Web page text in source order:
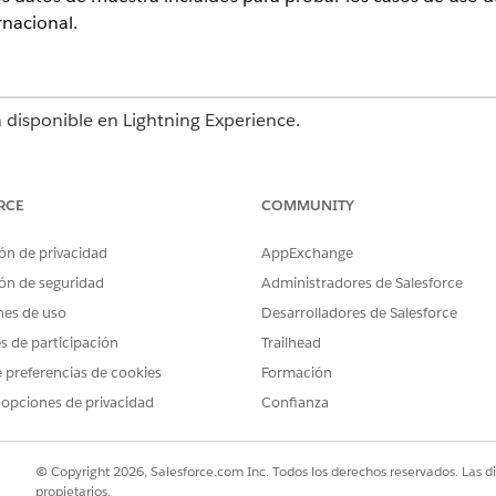
disponible en Lightning Experience.
para ver cómo puede reportar una tarjeta perdida a
si hay varias tarjetas disponibles para un cliente. Si se
se entregue en la dirección de origen o en uno de los
para ver cómo puede registrar un plan de viaje
un seguimiento y revisar todos los casos creados por los
de privacidad
de seguridad
de uso
de participación
preferencias de cookies
opciones de privacidad
COMMUNITY
AppExchange
Administradores de Salesforce
Desarrolladores de Salesforce
Trailhead
Formación
Confianza
© Copyright 2026, Salesforce.com Inc. Todos los derechos reservados. Las
propietarios.